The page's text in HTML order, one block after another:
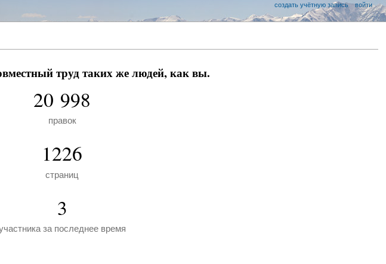
труд таких же людей, как вы.
20 998
правок
1226
страниц
3
за последнее время
создать учётную запись войти